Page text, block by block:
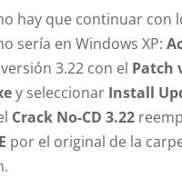
hay que continuar con
sería en Windows XP:
3.22 con el Patch
y seleccionar Install
Crack No-CD 3.22
por el original de la